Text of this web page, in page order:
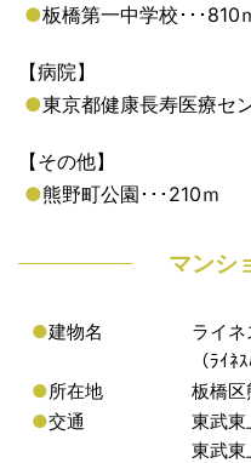
●板橋第一中学校･･･810
【病院】
●東京都健康長寿医療セ
【その他】
●熊野町公園･･･210ｍ
マンシ
●建物名
ライ
（ﾗｲﾈ
●所在地
板橋
●交通
東武
東武東